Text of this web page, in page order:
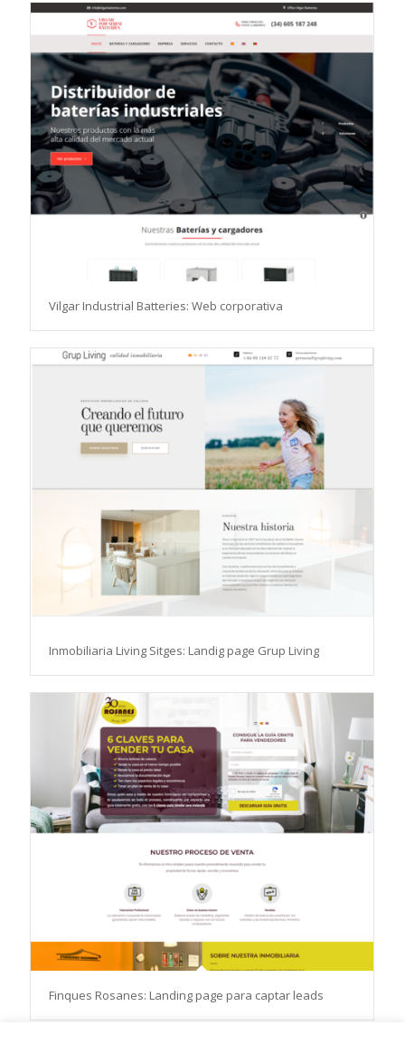
Vilgar Industrial Batteries: Web corporativa
Inmobiliaria Living Sitges: Landig page Grup Living
Finques Rosanes: Landing page para captar leads